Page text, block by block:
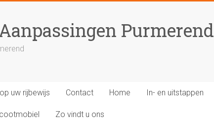
Purmerend
uw rijbewijs Contact Home In- en uitstappen
Zo vindt u ons